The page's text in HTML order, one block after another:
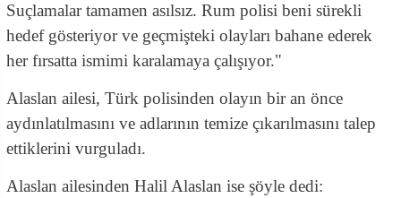
Suçlamalar tamamen asılsız. Rum polisi beni sürekli
hedef gösteriyor ve geçmişteki olayları bahane ederek
her fırsatta ismimi karalamaya çalışıyor."
Alaslan ailesi, Türk polisinden olayın bir an önce
aydınlatılmasını ve adlarının temize çıkarılmasını talep
ettiklerini vurguladı.
Alaslan ailesinden Halil Alaslan ise şöyle dedi: